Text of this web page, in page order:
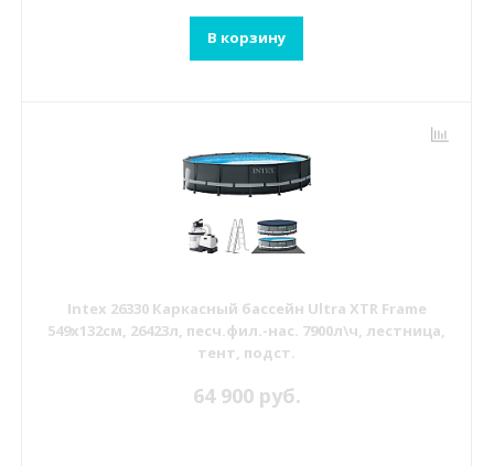
В корзину
Intex 26330 Каркасный бассейн Ultra XTR Frame
549х132см, 26423л, песч.фил.-нас. 7900л\ч, лестница,
тент, подст.
64 900 руб.